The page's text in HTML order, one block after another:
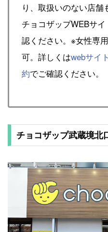
り、取扱いのない店
チョコザップWEBサ
認ください。※女性専
可。詳しくはwebサイ
約でご確認ください。
チョコザップ武蔵境北